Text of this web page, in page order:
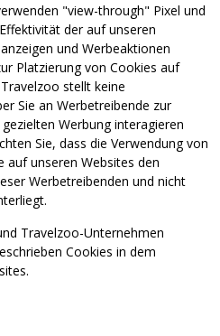
"view-through" Pixel und
der auf unseren
und Werbeaktionen
Platzierung von Cookies auf
stellt keine
Sie an Werbetreibende zur
Werbung interagieren
Sie, dass die Verwendung von
auf unseren Websites den
Werbetreibenden und nicht
Travelzoo-Unternehmen
Cookies in dem